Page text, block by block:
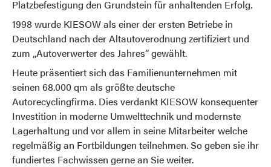
Platzbefestigung den Grundstein für anhaltenden Erfolg.
1998 wurde KIESOW als einer der ersten Betriebe in
Deutschland nach der Altautoverodnung zertifiziert und
zum „Autoverwerter des Jahres“ gewählt.
Heute präsentiert sich das Familienunternehmen mit
seinen 68.000 qm als größte deutsche
Autorecyclingfirma. Dies verdankt KIESOW konsequenter
Investition in moderne Umwelttechnik und modernste
Lagerhaltung und vor allem in seine Mitarbeiter welche
regelmäßig an Fortbildungen teilnehmen. So geben sie ihr
fundiertes Fachwissen gerne an Sie weiter.